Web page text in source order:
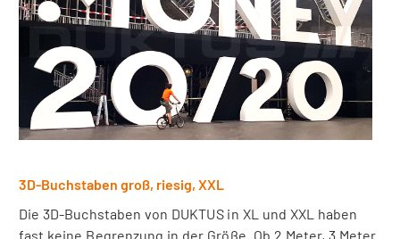
3D-Buchstaben groß, riesig, XXL
Die 3D-Buchstaben von DUKTUS in XL und XXL haben
fast keine Begrenzung in der Größe. Ob 2 Meter, 3 Meter